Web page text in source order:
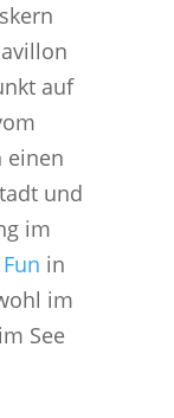
auf
einen
und
im
in
im
See